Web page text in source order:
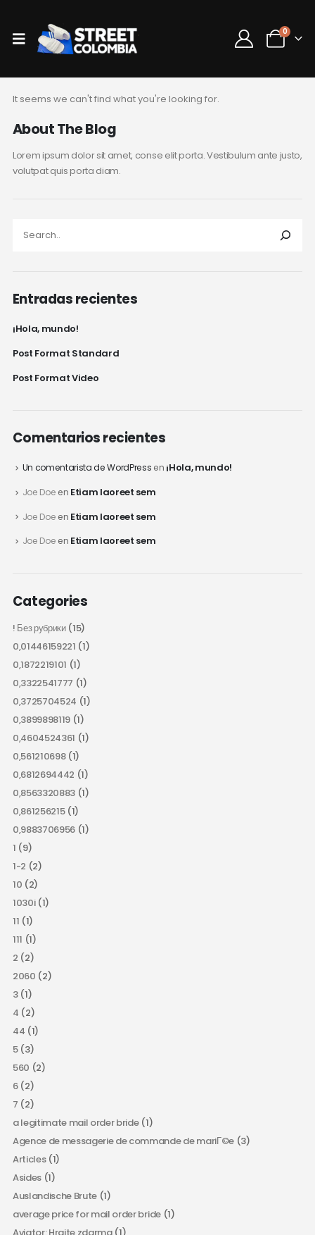
0
It seems we can't find what you're looking for.
About The Blog
Lorem ipsum dolor sit amet, conse elit porta. Vestibulum ante justo,
volutpat quis porta diam.
Entradas recientes
¡Hola, mundo!
Post Format Standard
Post Format Video
Comentarios recientes
Un comentarista de WordPress en ¡Hola, mundo!
Joe Doe en Etiam laoreet sem
Joe Doe en Etiam laoreet sem
Joe Doe en Etiam laoreet sem
Categories
! Без рубрики(15)
0,01446159221 (1)
0,1872219101 (1)
0,3322541777 (1)
0,3725704524 (1)
0,3899898119 (1)
0,4604524361 (1)
0,561210698(1)
0,6812694442 (1)
0,8563320883 (1)
0,861256215(1)
0,9883706956 (1)
1 (9)
1-2 (2)
10 (2)
1030i(1)
11 (1)
111 (1)
2 (2)
2060 (2)
3(1)
4 (2)
44 (1)
5(3)
560 (2)
6(2)
7 (2)
a legitimate mail order bride(1)
Agence de messagerie de commande de mariГ©e(3)
Articles(1)
Asides(1)
Auslandische Brute (1)
average price for mail order bride(1)